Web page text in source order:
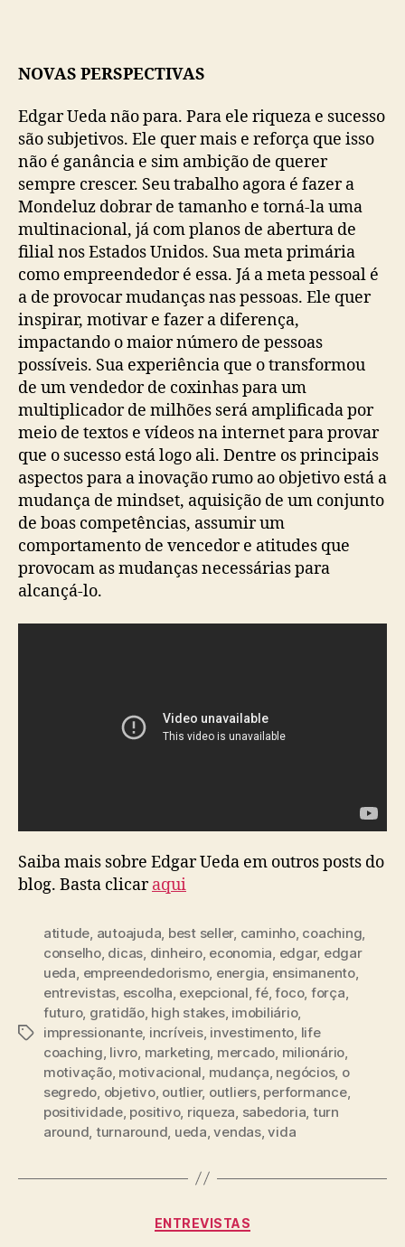
NOVAS PERSPECTIVAS
Edgar Ueda não para. Para ele riqueza e sucesso
são subjetivos. Ele quer mais e reforça que isso
não é ganância e sim ambição de querer
sempre crescer. Seu trabalho agora é fazer a
Mondeluz dobrar de tamanho e torná-la uma
multinacional, já com planos de abertura de
filial nos Estados Unidos. Sua meta primária
como empreendedor é essa. Já a meta pessoal é
a de provocar mudanças nas pessoas. Ele quer
inspirar, motivar e fazer a diferença,
impactando o maior número de pessoas
possíveis. Sua experiência que o transformou
de um vendedor de coxinhas para um
multiplicador de milhões será amplificada por
meio de textos e vídeos na internet para provar
que o sucesso está logo ali. Dentre os principais
aspectos para a inovação rumo ao objetivo está a
mudança de mindset, aquisição de um conjunto
de boas competências, assumir um
comportamento de vencedor e atitudes que
provocam as mudanças necessárias para
alcançá-lo.
Saiba mais sobre Edgar Ueda em outros posts do
blog. Basta clicaraqui
atitude autoajuda best seller, caminho, coaching
conselho, dicas dinheiro, economia edgar, edgar
ueda empreendedorismo, energia ensimanento,
entrevistas escolha exepcional ,fé,foco, força
futuro, gratidão, high stakes, imobiliário,
impressionante, incríveis, investimento life
coaching livro marketing mercado milionário
motivação, motivacional mudança negócios, o
segredo objetivo, outlier, outliers, performance,
positividade, positivo, riqueza sabedoria turn
around turnaround ueda ,vendas,vida
ENTREVISTAS